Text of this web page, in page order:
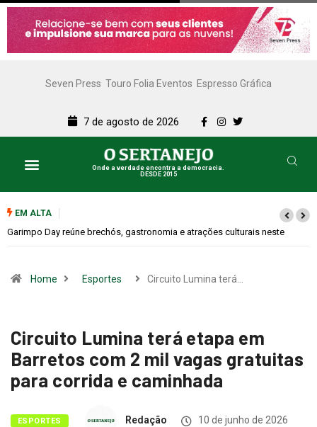
Seven Press Touro Folia Eventos Espresso Gráfica
7 de agosto de 2026
Onde a verdade encontra a democracia.
DESDE 2015
EM ALTA
Bugonia transforma paranoia e conspiração em um suspense
Home Esportes Circuito Lumina terá…
Circuito Lumina terá etapa em
Barretos com 2 mil vagas gratuitas
para corrida e caminhada
ESPORTES Redação 10 de junho de 2026